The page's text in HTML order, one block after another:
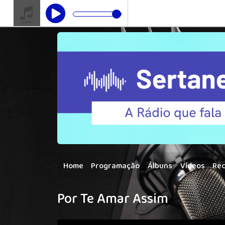
Home Programação Álbuns Vídeos
Por Te Amar Assim